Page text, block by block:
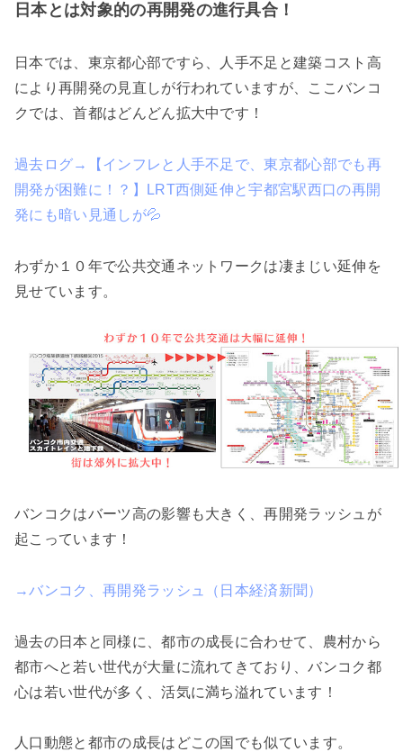
日本とは対象的の再開発の進行具合！
日本では、東京都心部ですら、人手不足と建築コスト高
により再開発の見直しが行われていますが、ここバンコ
クでは、首都はどんどん拡大中です！
過去ログ→【インフレと人手不足で、東京都心部でも再
開発が困難に！？】LRT西側延伸と宇都宮駅西口の再開
発にも暗い見通しが💦
わずか１０年で公共交通ネットワークは凄まじい延伸を
見せています。
バンコクはバーツ高の影響も大きく、再開発ラッシュが
起こっています！
→バンコク、再開発ラッシュ（日本経済新聞）
過去の日本と同様に、都市の成長に合わせて、農村から
都市へと若い世代が大量に流れてきており、バンコク都
心は若い世代が多く、活気に満ち溢れています！
人口動態と都市の成長はどこの国でも似ています。